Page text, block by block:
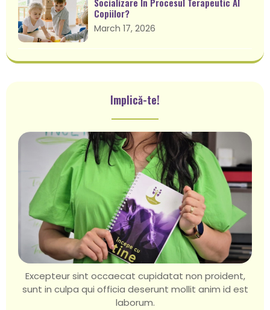
Copiilor?
March 17, 2026
Implică-te!
Excepteur sint occaecat cupidatat non proident,
sunt in culpa qui officia deserunt mollit anim id est
laborum.